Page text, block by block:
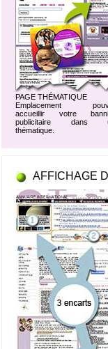
PAGE THÉMATIQUE
Emplacement
accueillir votre
publicitaire dans
thématique.
AFFICHAGE